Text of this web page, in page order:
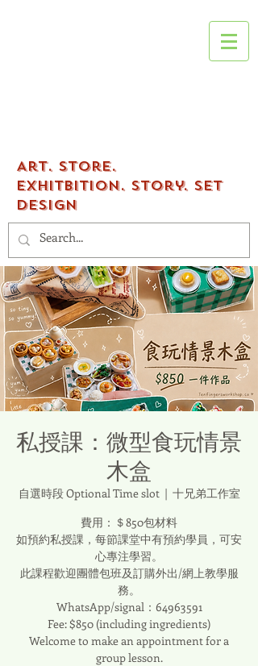
Tenfingers
Art. Store.
Exhitbition. Story. Set
Design
私授課：微型食玩情景
木盒
自選時段 Optional Time slot
  |
十兄弟工作室
費用：＄850包材料
如預約私授課，每節課堂中有預約學員，可安
心專注學習。
此課程歡迎團體包班及訂購外出/網上教學服
務。
WhatsApp/signal：64963591
Fee: $850 (including ingredients)
Welcome to make an appointment for a
group lesson.